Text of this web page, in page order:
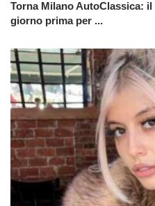
Torna Milano AutoClassica:
giorno prima per ...